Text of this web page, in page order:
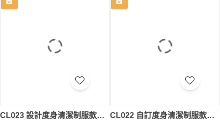
CL023 設計度身清潔制服款式 自訂LOGO清潔制服款式 訂做酒店清潔制服款式 清潔制服中心 CL022 自訂度身清潔制服款式 訂做LOGO清潔制服款式 風力發電公司 行業制服 設計女裝清潔制服款式 清潔制服中心